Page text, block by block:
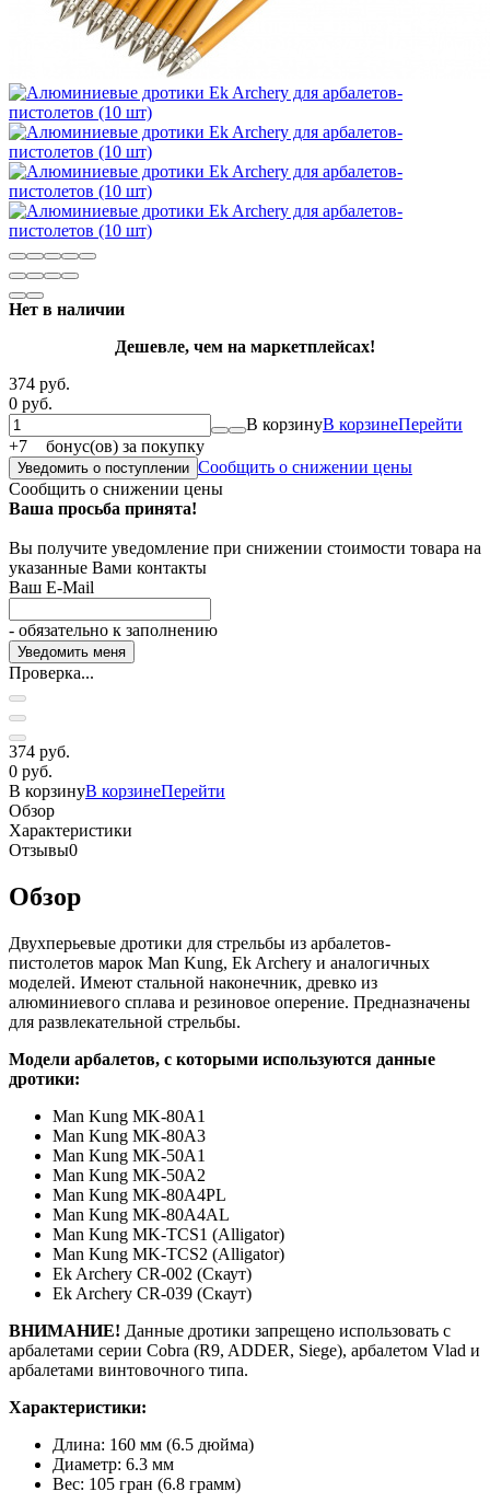
Нет в наличии
Дешевле, чем на маркетплейсах!
374 руб.
0 руб.
В корзинуВ корзинеПерейти
+7 бонус(ов) за покупку
Уведомить о поступлении Сообщить о снижении цены
Сообщить о снижении цены
Ваша просьба принята!
Вы получите уведомление при снижении стоимости товара на
указанные Вами контакты
Ваш E-Mail
- обязательно к заполнению
Проверка...
374 руб.
0 руб.
В корзинуВ корзинеПерейти
Обзор
Характеристики
Отзывы0
Обзор
Двухперьевые дротики для стрельбы из арбалетов-
пистолетов марок Man Kung, Ek Archery и аналогичных
моделей. Имеют стальной наконечник, древко из
алюминиевого сплава и резиновое оперение. Предназначены
для развлекательной стрельбы.
Модели арбалетов, с которыми используются данные
дротики:
Man Kung MK-80A1
Man Kung MK-80A3
Man Kung MK-50A1
Man Kung MK-50A2
Man Kung MK-80A4PL
Man Kung MK-80A4AL
Man Kung MK-TCS1 (Alligator)
Man Kung MK-TCS2 (Alligator)
Ek Archery CR-002 (Скаут)
Ek Archery CR-039 (Скаут)
ВНИМАНИЕ! Данные дротики запрещено использовать с
арбалетами серии Cobra (R9, ADDER, Siege), арбалетом Vlad и
арбалетами винтовочного типа.
Характеристики:
Длина: 160 мм (6.5 дюйма)
Диаметр: 6.3 мм
Вес: 105 гран (6.8 грамм)